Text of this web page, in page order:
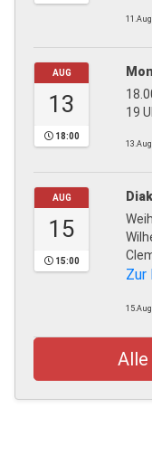
AUG
13
18:00
19
AUG
15
15:00
Zur
Alle